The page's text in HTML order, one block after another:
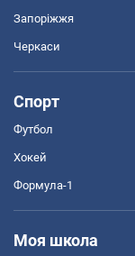
Запоріжжя
Черкаси
Спорт
Футбол
Хокей
Формула-1
Моя школа